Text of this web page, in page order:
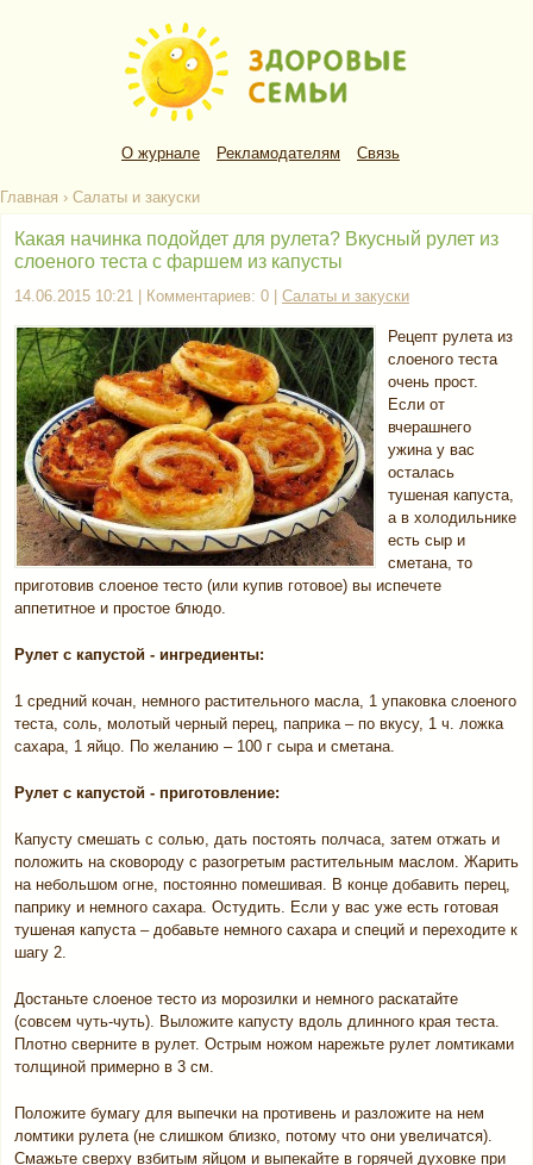
О журнале Рекламодателям Связь
Главная › Салаты и закуски
Какая начинка подойдет для рулета? Вкусный рулет из
слоеного теста с фаршем из капусты
14.06.2015 10:21 | Комментариев: 0 | Салаты и закуски
Рецепт рулета из
слоеного теста
очень прост.
Если от
вчерашнего
ужина у вас
осталась
тушеная капуста,
а в холодильнике
есть сыр и
сметана, то
приготовив слоеное тесто (или купив готовое) вы испечете
аппетитное и простое блюдо.
Рулет с капустой - ингредиенты:
1 средний кочан, немного растительного масла, 1 упаковка слоеного
теста, соль, молотый черный перец, паприка – по вкусу, 1 ч. ложка
сахара, 1 яйцо. По желанию – 100 г сыра и сметана.
Рулет с капустой - приготовление:
Капусту смешать с солью, дать постоять полчаса, затем отжать и
положить на сковороду с разогретым растительным маслом. Жарить
на небольшом огне, постоянно помешивая. В конце добавить перец,
паприку и немного сахара. Остудить. Если у вас уже есть готовая
тушеная капуста – добавьте немного сахара и специй и переходите к
шагу 2.
Достаньте слоеное тесто из морозилки и немного раскатайте
(совсем чуть-чуть). Выложите капусту вдоль длинного края теста.
Плотно сверните в рулет. Острым ножом нарежьте рулет ломтиками
толщиной примерно в 3 см.
Положите бумагу для выпечки на противень и разложите на нем
ломтики рулета (не слишком близко, потому что они увеличатся).
Смажьте сверху взбитым яйцом и выпекайте в горячей духовке при